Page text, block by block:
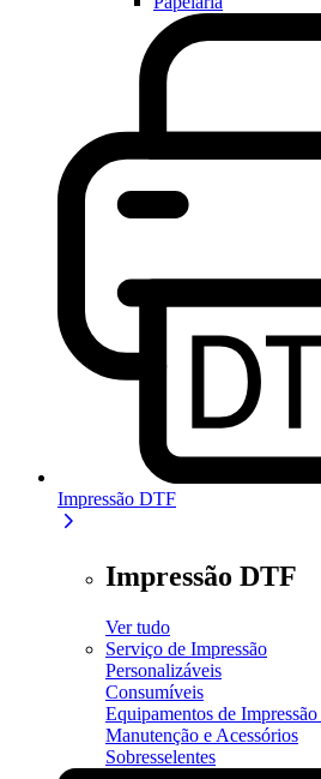
Impressão DTF
Impressão DTF
Ver tudo
Serviço de Impressão
Personalizáveis
Consumíveis
Equipamentos de
Manutenção e Acessórios
Sobresselentes